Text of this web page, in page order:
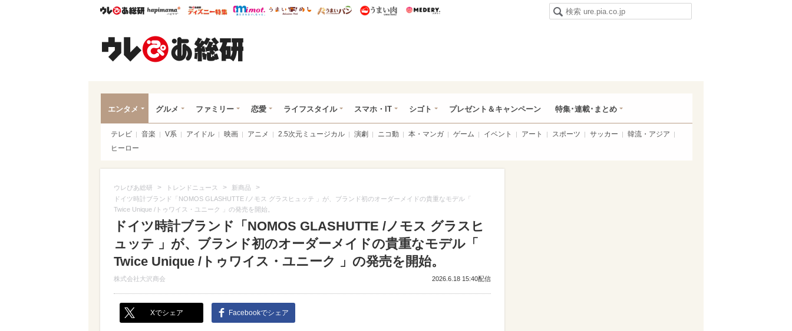
ウレぴあ総研ハピママ* ウレぴあ総研 ディズニー特集
mimot. うまいめし うまいパン うまい肉
エンタメ グルメ ファミリー 恋愛 ライフスタイル スマホ・IT シゴト プレゼント＆キャンペーン 特集･連載･まとめ
テレビ 音楽 V系 アイドル 映画 アニメ 2.5次元ミュージカル 演劇 ニコ動 本・マンガ ゲーム イベント アート スポーツ サッカー
韓流・アジア
ヒーロー
ウレぴあ総研 > トレンドニュース > 新商品 >
ドイツ時計ブランド「NOMOS GLASHUTTE /ノモス グラスヒュッテ 」が、ブランド初のオーダーメイドの貴重なモデル「
Twice Unique /トゥワイス・ユニーク 」の発売を開始。
ドイツ時計ブランド「NOMOS GLASHUTTE /ノモス グラスヒ
ュッテ 」が、ブランド初のオーダーメイドの貴重なモデル「
Twice Unique /トゥワイス・ユニーク 」の発売を開始。
株式会社大沢商会 2026.6.18 15:40配信
Xでシェア Facebookでシェア